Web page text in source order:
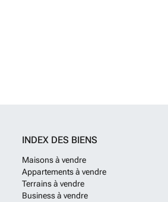
INDEX DES BIENS
Maisons à vendre
Appartements à vendre
Terrains à vendre
Business à vendre